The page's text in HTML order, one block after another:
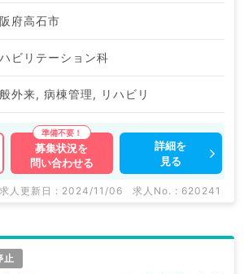
府高石市
ビリテーション科
外来, 病棟管理, リハビリ
募集状況を
問い合わせる
詳細を
見る
求人更新日 : 2024/11/06 求人No. : 620241
止